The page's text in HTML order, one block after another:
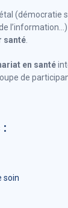
l’information…)
santé.
en santé
de
:
soin